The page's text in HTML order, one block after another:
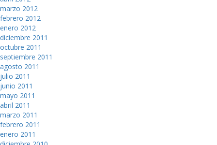
marzo 2012
febrero 2012
enero 2012
diciembre 2011
octubre 2011
septiembre 2011
agosto 2011
julio 2011
junio 2011
mayo 2011
abril 2011
marzo 2011
febrero 2011
enero 2011